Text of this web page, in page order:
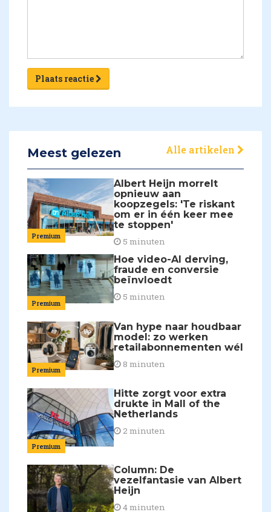
Plaats reactie
Meest gelezen Alle artikelen
Premium
Albert Heijn morrelt
opnieuw aan
koopzegels: 'Te riskant
om er in één keer mee
te stoppen'
5 minuten
Premium
Hoe video-AI derving,
fraude en conversie
beïnvloedt
5 minuten
Premium
Van hype naar houdbaar
model: zo werken
retailabonnementen wél
8 minuten
Premium
Hitte zorgt voor extra
drukte in Mall of the
Netherlands
2 minuten
Column: De
vezelfantasie van Albert
Heijn
4 minuten